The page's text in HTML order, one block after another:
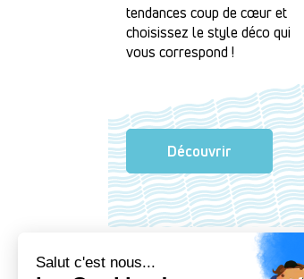
tendances coup de cœur et
choisissez le style déco qui
vous correspond !
Découvrir